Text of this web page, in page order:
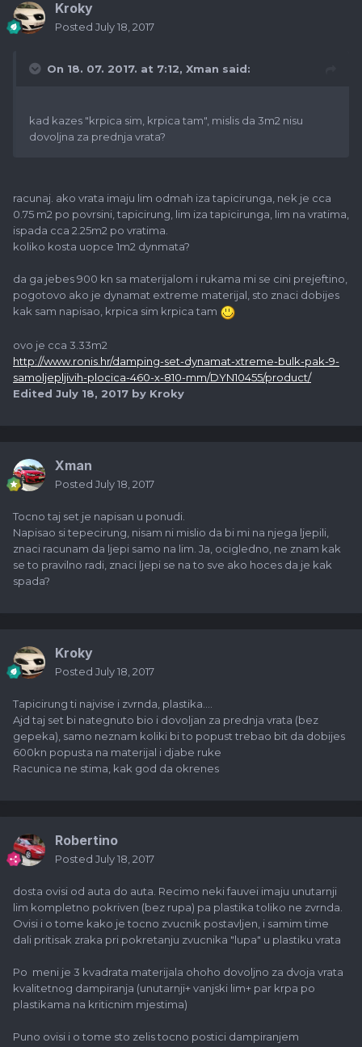
Kroky
Posted July 18, 2017
On 18. 07. 2017. at 7:12, Xman said:
kad kazes "krpica sim, krpica tam", mislis da 3m2 nisu
dovoljna za prednja vrata?
racunaj. ako vrata imaju lim odmah iza tapicirunga, nek je cca
0.75 m2 po povrsini, tapicirung, lim iza tapicirunga, lim na vratima,
ispada cca 2.25m2 po vratima.
koliko kosta uopce 1m2 dynmata?
da ga jebes 900 kn sa materijalom i rukama mi se cini prejeftino,
pogotovo ako je dynamat extreme materijal, sto znaci dobijes
kak sam napisao, krpica sim krpica tam
ovo je cca 3.33m2
http://www.ronis.hr/damping-set-dynamat-xtreme-bulk-pak-9-
samoljepljivih-plocica-460-x-810-mm/DYN10455/product/
Edited July 18, 2017 by Kroky
Xman
Posted July 18, 2017
Tocno taj set je napisan u ponudi.
Napisao si tepecirung, nisam ni mislio da bi mi na njega ljepili,
znaci racunam da ljepi samo na lim. Ja, ocigledno, ne znam kak
se to pravilno radi, znaci ljepi se na to sve ako hoces da je kak
spada?
Kroky
Posted July 18, 2017
Tapicirung ti najvise i zvrnda, plastika....
Ajd taj set bi nategnuto bio i dovoljan za prednja vrata (bez
gepeka), samo neznam koliki bi to popust trebao bit da dobijes
600kn popusta na materijal i djabe ruke
Racunica ne stima, kak god da okrenes
Robertino
Posted July 18, 2017
dosta ovisi od auta do auta. Recimo neki fauvei imaju unutarnji
lim kompletno pokriven (bez rupa) pa plastika toliko ne zvrnda.
Ovisi i o tome kako je tocno zvucnik postavljen, i samim time
dali pritisak zraka pri pokretanju zvucnika "lupa" u plastiku vrata
Po meni je 3 kvadrata materijala ohoho dovoljno za dvoja vrata
kvalitetnog dampiranja (unutarnji+ vanjski lim+ par krpa po
plastikama na kriticnim mjestima)
Puno ovisi i o tome sto zelis tocno postici dampiranjem